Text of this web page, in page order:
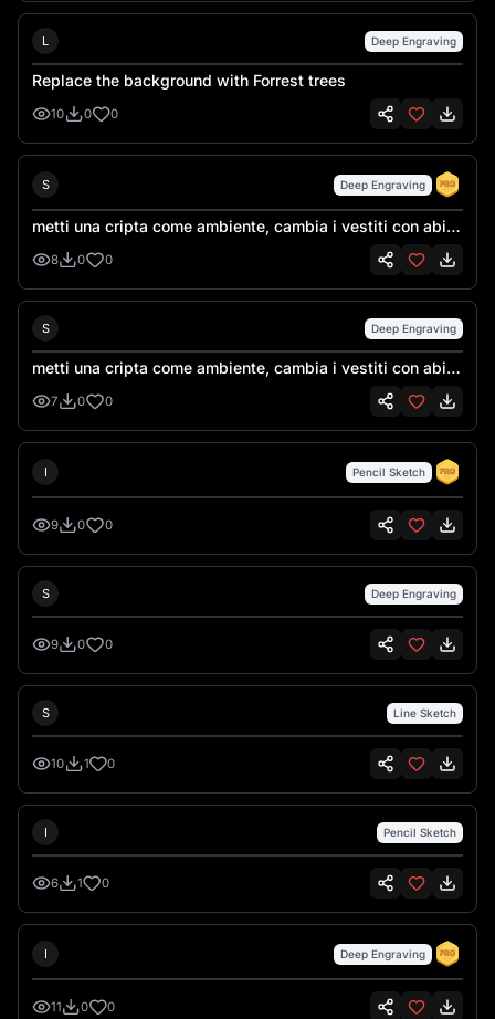
L Deep Engraving
Replace the background with Forrest trees
10 0 0
S Deep Engraving
metti una cripta come ambiente, cambia i vestiti con abiti
medievali, aggiungi una torcia o una lanterna nell'altra
mano. mantieni il volto e l'espressione facciale invariata
8 0 0
S Deep Engraving
metti una cripta come ambiente, cambia i vestiti con abiti
medievali, aggiungi una torcia o una lanterna nell'altra
mano
7 0 0
I Pencil Sketch
9 0 0
S Deep Engraving
9 0 0
S Line Sketch
10 1 0
I Pencil Sketch
6 1 0
I Deep Engraving
11 0 0